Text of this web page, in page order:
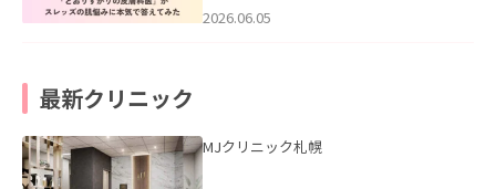
2026.06.05
最新クリニック
MJクリニック札幌